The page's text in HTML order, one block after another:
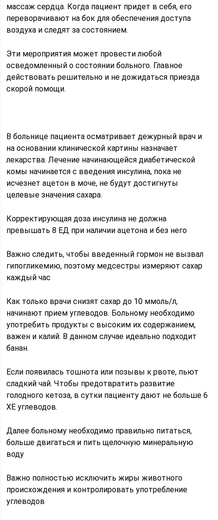
массаж сердца. Когда пациент придет в себя, его
переворачивают на бок для обеспечения доступа
воздуха и следят за состоянием.
Эти мероприятия может провести любой
осведомленный о состоянии больного. Главное
действовать решительно и не дожидаться приезда
скорой помощи.
В больнице пациента осматривает дежурный врач и
на основании клинической картины назначает
лекарства. Лечение начинающейся диабетической
комы начинается с введения инсулина, пока не
исчезнет ацетон в моче, не будут достигнуты
целевые значения сахара.
Корректирующая доза инсулина не должна
превышать 8 ЕД при наличии ацетона и без него
Важно следить, чтобы введенный гормон не вызвал
гипогликемию, поэтому медсестры измеряют сахар
каждый час
Как только врачи снизят сахар до 10 ммоль/л,
начинают прием углеводов. Больному необходимо
употребить продукты с высоким их содержанием,
важен и калий. В данном случае идеально подходит
банан.
Если появилась тошнота или позывы к рвоте, пьют
сладкий чай. Чтобы предотвратить развитие
голодного кетоза, в сутки пациенту дают не больше 6
ХЕ углеводов.
Далее больному необходимо правильно питаться,
больше двигаться и пить щелочную минеральную
воду
Важно полностью исключить жиры животного
происхождения и контролировать употребление
углеводов